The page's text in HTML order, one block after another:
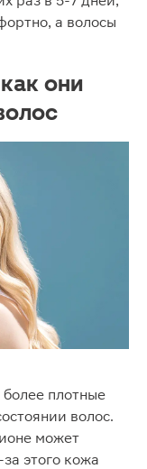
а волосы
они
плотные
волос.
может
этого кожа